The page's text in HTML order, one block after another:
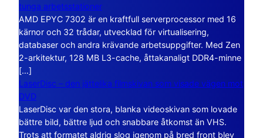
tunga arbetsstationer
AMD EPYC 7302 är en kraftfull serverprocessor med 16
kärnor och 32 trådar, utvecklad för virtualisering,
databaser och andra krävande arbetsuppgifter. Med Zen
2-arkitektur, 128 MB L3-cache, åttakanaligt DDR4-minne
[…]
LaserDisc – den jättelika filmskivan som visade vägen mot
DVD
LaserDisc var den stora, blanka videoskivan som lovade
bättre bild, bättre ljud och snabbare åtkomst än VHS.
Trots att formatet aldrig slog igenom på bred front blev